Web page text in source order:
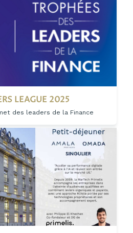
LEAGUE 2025
des leaders de la Finance